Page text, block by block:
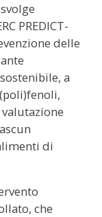
PREDICT-
delle
a
di
che